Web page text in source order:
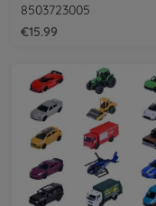
8503723005
€15.99